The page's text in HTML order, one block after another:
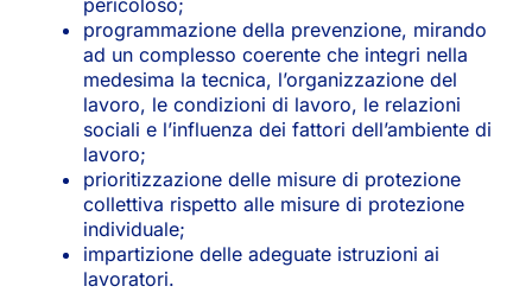
pericoloso;
programmazione della prevenzione, mirando
ad un complesso coerente che integri nella
medesima la tecnica, l’organizzazione del
lavoro, le condizioni di lavoro, le relazioni
sociali e l’influenza dei fattori dell’ambiente di
lavoro;
prioritizzazione delle misure di protezione
collettiva rispetto alle misure di protezione
individuale;
impartizione delle adeguate istruzioni ai
lavoratori.